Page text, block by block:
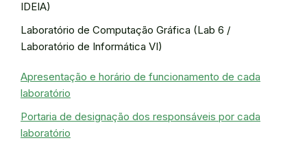
IDEIA)
Laboratório de Computação Gráfica (Lab 6 /
Laboratório de Informática VI)
Apresentação e horário de funcionamento de cada
laboratório
Portaria de designação dos responsáveis por cada
laboratório